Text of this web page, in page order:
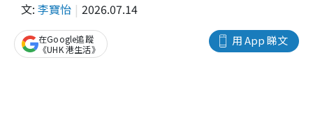
文: 李寶怡 2026.07.14
用 App 睇文
在Google追蹤
《UHK 港生活》